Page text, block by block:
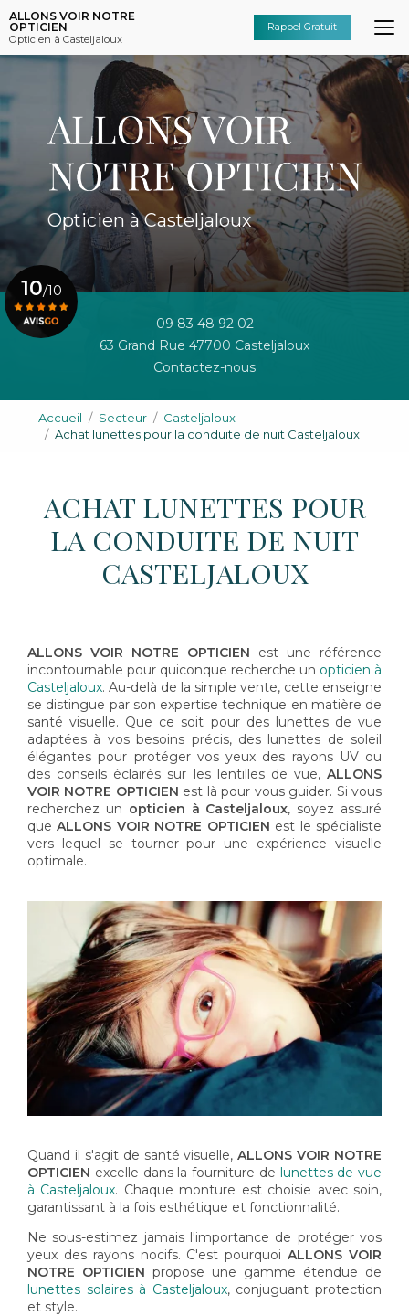
Aller
au
contenu
principal
ALLONS VOIR NOTRE
OPTICIEN
Opticien à Casteljaloux
Rappel Gratuit
Opticien à Casteljaloux
09 83 48 92 02
63 Grand Rue 47700 Casteljaloux
Contactez-nous
10/10
Accueil Secteur
Casteljaloux
Achat lunettes pour la conduite de nuit Casteljaloux
ACHAT LUNETTES POUR
LA CONDUITE DE NUIT
CASTELJALOUX
ALLONS VOIR NOTRE OPTICIEN est une référence
incontournable pour quiconque recherche un opticien à
Casteljaloux. Au-delà de la simple vente, cette enseigne
se distingue par son expertise technique en matière de
santé visuelle. Que ce soit pour des lunettes de vue
adaptées à vos besoins précis, des lunettes de soleil
élégantes pour protéger vos yeux des rayons UV ou
des conseils éclairés sur les lentilles de vue, ALLONS
VOIR NOTRE OPTICIEN est là pour vous guider. Si vous
recherchez un opticien à Casteljaloux, soyez assuré
queALLONS VOIR NOTRE OPTICIEN est le spécialiste
vers lequel se tourner pour une expérience visuelle
optimale.
Quand il s'agit de santé visuelle,ALLONS VOIR NOTRE
OPTICIEN excelle dans la fourniture de lunettes de vue
à Casteljaloux. Chaque monture est choisie avec soin,
garantissant à la fois esthétique et fonctionnalité.
Ne sous-estimez jamais l'importance de protéger vos
yeux des rayons nocifs. C'est pourquoiALLONS VOIR
NOTRE OPTICIEN propose une gamme étendue de
lunettes solaires à Casteljaloux, conjuguant protection
et style.